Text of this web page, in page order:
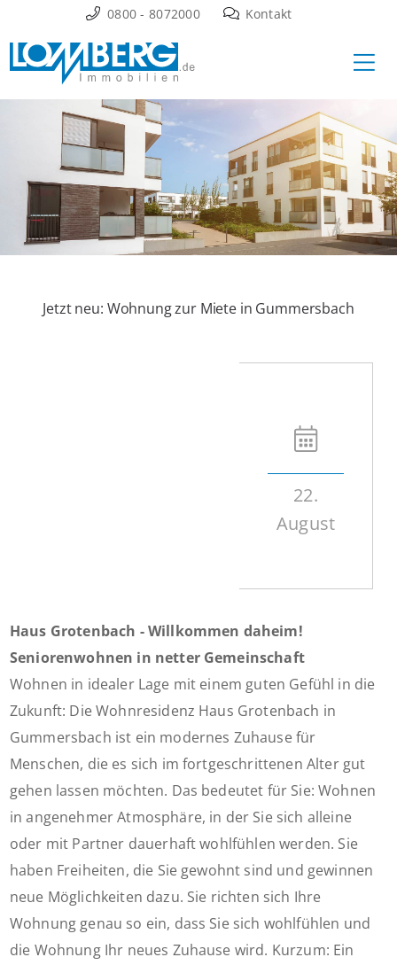
Inhalt
springen
0800 - 8072000 Kontakt
Jetzt neu: Wohnung zur Miete in Gummersbach
22.
August
Haus Grotenbach - Willkommen daheim!
Seniorenwohnen in netter Gemeinschaft
Wohnen in idealer Lage mit einem guten Gefühl in die
Zukunft: Die Wohnresidenz Haus Grotenbach in
Gummersbach ist ein modernes Zuhause für
Menschen, die es sich im fortgeschrittenen Alter gut
gehen lassen möchten. Das bedeutet für Sie: Wohnen
in angenehmer Atmosphäre, in der Sie sich alleine
oder mit Partner dauerhaft wohlfühlen werden. Sie
haben Freiheiten, die Sie gewohnt sind und gewinnen
neue Möglichkeiten dazu. Sie richten sich Ihre
Wohnung genau so ein, dass Sie sich wohlfühlen und
die Wohnung Ihr neues Zuhause wird. Kurzum: Ein